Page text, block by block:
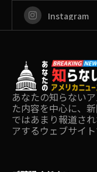
Instagram
あなたの知らない
た内容を中心に、
ではあまり報道さ
アするウェブサイ